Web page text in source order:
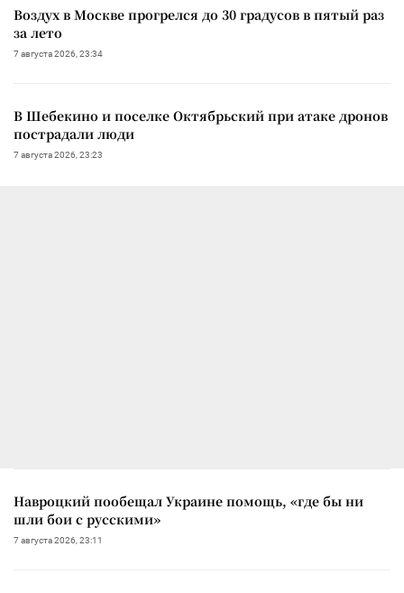
Воздух в Москве прогрелся до 30 градусов в пятый раз
за лето
7 августа 2026, 23:34
В Шебекино и поселке Октябрьский при атаке дронов
пострадали люди
7 августа 2026, 23:23
Навроцкий пообещал Украине помощь, «где бы ни
шли бои с русскими»
7 августа 2026, 23:11